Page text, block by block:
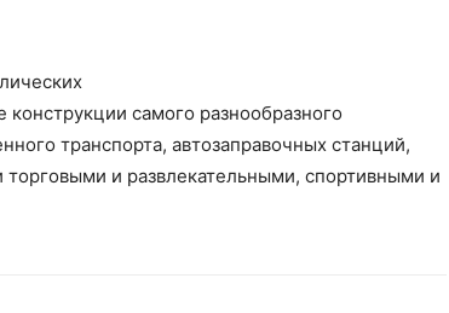
конструкции самого разнообразного
транспорта, автозаправочных станций,
и развлекательными, спортивными и